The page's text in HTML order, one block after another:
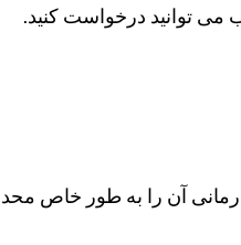
می توانید درخواست کنید.
آن را به طور خاص